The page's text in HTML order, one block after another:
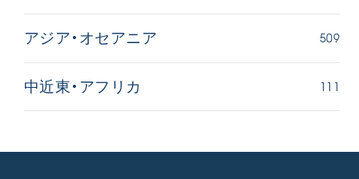
アジア・オセアニア 509
中近東・アフリカ 111